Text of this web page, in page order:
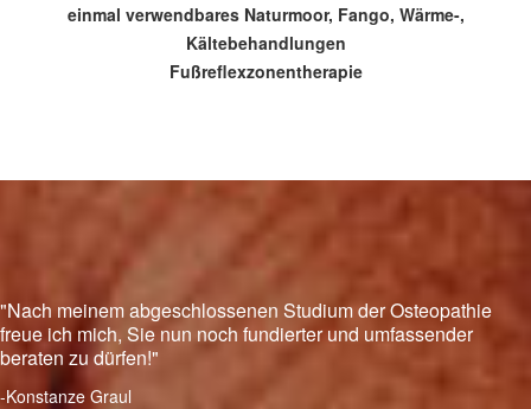
einmal verwendbares Naturmoor, Fango, Wärme-,
Kältebehandlungen
Fußreflexzonentherapie
"Nach meinem abgeschlossenen Studium der Osteopathie
freue ich mich, Sie nun noch fundierter und umfassender
beraten zu dürfen!"
-Konstanze Graul